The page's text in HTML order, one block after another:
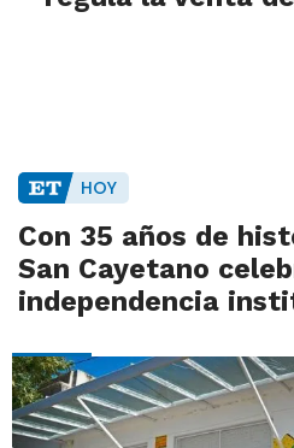
HOY
Con 35 años de
San Cayetano
independencia